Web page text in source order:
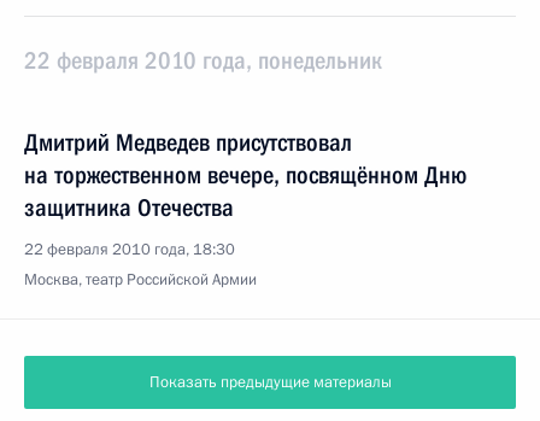
22 февраля 2010 года, понедельник
Дмитрий Медведев присутствовал
на торжественном вечере, посвящённом Дню
защитника Отечества
22 февраля 2010 года, 18:30
Москва, театр Российской Армии
Показать предыдущие материалы